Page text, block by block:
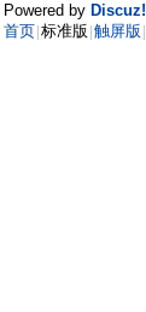
Powered by Discuz!
首页 标准版 触屏版